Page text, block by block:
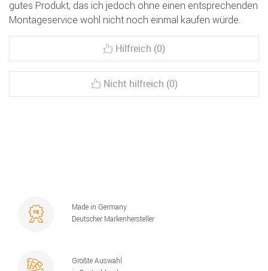
gutes Produkt, das ich jedoch ohne einen entsprechenden
Montageservice wohl nicht noch einmal kaufen würde.
Hilfreich (0)
Nicht hilfreich (0)
Made in Germany
Deutscher Markenhersteller
Größte Auswahl